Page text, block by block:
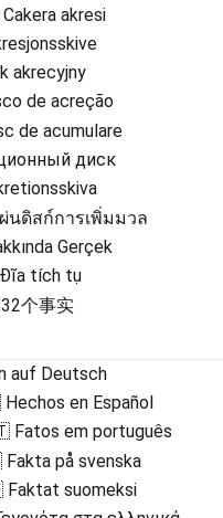
akresi
akrecyjny
de acreção
de acumulare
диск
นดิสก์การเพิ่มมวล
Gerçek
tích tụ
个事实
Deutsch
en Español
em português
på svenska
suomeksi